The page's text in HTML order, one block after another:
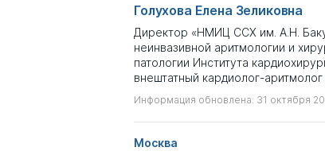
Голухова Елена Зеликовна
Директор «НМИЦ ССХ им. А.Н.
неинвазивной аритмологии и
патологии Института
внештатный кардиолог-
Информация обновлена: 31 октября
Москва